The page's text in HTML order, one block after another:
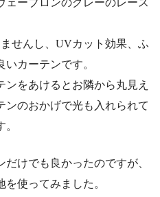
せんし、UVカット効果、ふ
カーテンです。
をあけるとお隣から丸見え
ンのおかげで光も入れられて
けでも良かったのですが、
使ってみました。